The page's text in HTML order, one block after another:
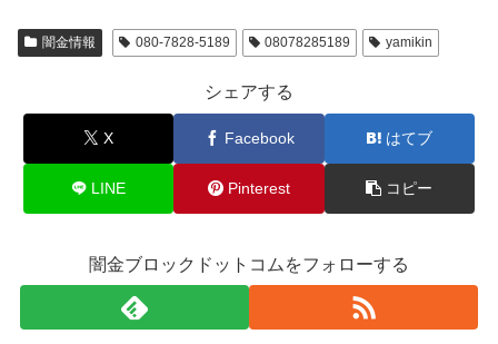
闇金情報 080-7828-5189 08078285189 yamikin
シェアする
X Facebook はてブ
LINE Pinterest コピー
闇金ブロックドットコムをフォローする